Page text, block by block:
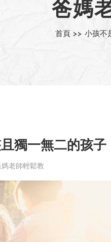
爸媽
首頁 >> 小孩不
獨一無二的孩子
媽老師輕鬆教